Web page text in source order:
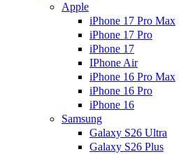
Apple
iPhone 17 Pro Max
iPhone 17 Pro
iPhone 17
IPhone Air
iPhone 16 Pro Max
iPhone 16 Pro
iPhone 16
Samsung
Galaxy S26 Ultra
Galaxy S26 Plus